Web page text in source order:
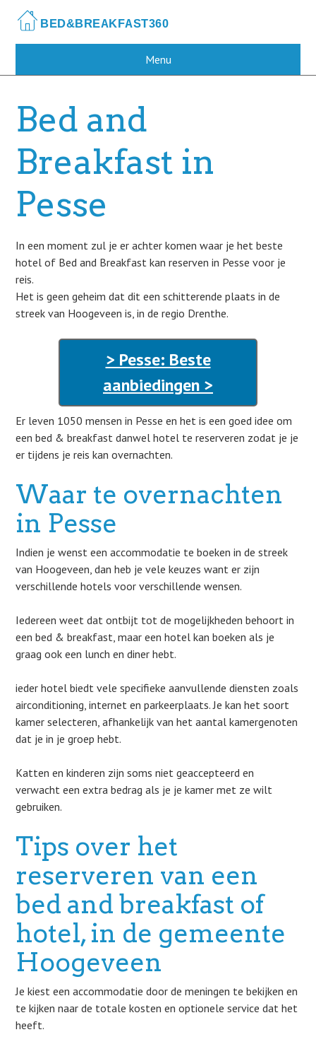
main
Menu
Bed and
Breakfast in
Pesse
In een moment zul je er achter komen waar je het beste
hotel of Bed and Breakfast kan reserven in Pesse voor je
reis.
Het is geen geheim dat dit een schitterende plaats in de
streek van Hoogeveen is, in de regio Drenthe.
> Pesse: Beste
aanbiedingen >
Er leven 1050 mensen in Pesse en het is een goed idee om
een bed & breakfast danwel hotel te reserveren zodat je je
er tijdens je reis kan overnachten.
Waar te overnachten
in Pesse
Indien je wenst een accommodatie te boeken in de streek
van Hoogeveen, dan heb je vele keuzes want er zijn
verschillende hotels voor verschillende wensen.
Iedereen weet dat ontbijt tot de mogelijkheden behoort in
een bed & breakfast, maar een hotel kan boeken als je
graag ook een lunch en diner hebt.
ieder hotel biedt vele specifieke aanvullende diensten zoals
airconditioning, internet en parkeerplaats. Je kan het soort
kamer selecteren, afhankelijk van het aantal kamergenoten
dat je in je groep hebt.
Katten en kinderen zijn soms niet geaccepteerd en
verwacht een extra bedrag als je je kamer met ze wilt
gebruiken.
Tips over het
reserveren van een
bed and breakfast of
hotel, in de gemeente
Hoogeveen
Je kiest een accommodatie door de meningen te bekijken en
te kijken naar de totale kosten en optionele service dat het
heeft.